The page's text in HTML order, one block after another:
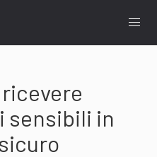
sensibili in